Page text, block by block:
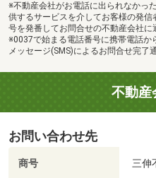
※不動産会社がお電話に出られなかっ
供するサービスを介してお客様の発
号を発番してお問合せの不動産会社に
※0037で始まる電話番号に携帯電話か
メッセージ(SMS)によるお問合せ完了
不動産
お問い合わせ先
商号 三伸